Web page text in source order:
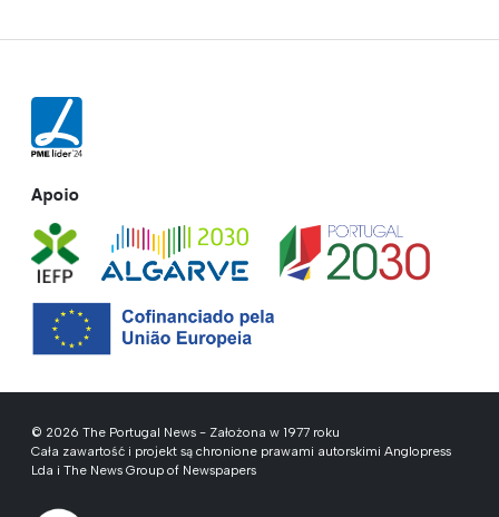
Apoio
© 2026 The Portugal News - Założona w 1977 roku
Cała zawartość i projekt są chronione prawami autorskimi Anglopress
Lda i The News Group of Newspapers